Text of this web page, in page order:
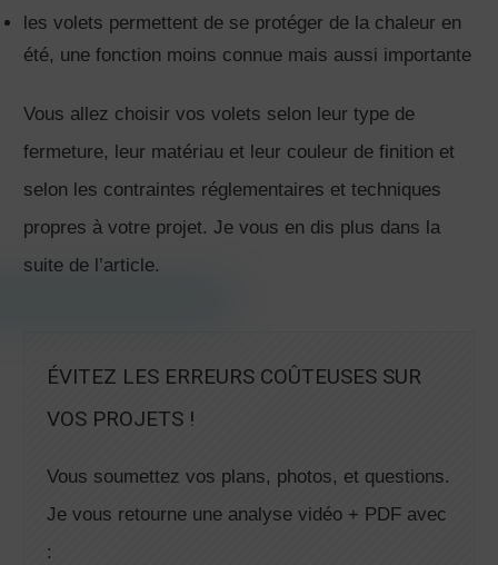
les volets permettent de se protéger de la chaleur en
été, une fonction moins connue mais aussi importante
Vous allez choisir vos volets selon leur type de
fermeture, leur matériau et leur couleur de finition et
selon les contraintes réglementaires et techniques
propres à votre projet. Je vous en dis plus dans la
suite de l’article.
ÉVITEZ LES ERREURS COÛTEUSES SUR
VOS PROJETS !
Vous soumettez vos plans, photos, et questions.
Je vous retourne une analyse vidéo + PDF avec
: